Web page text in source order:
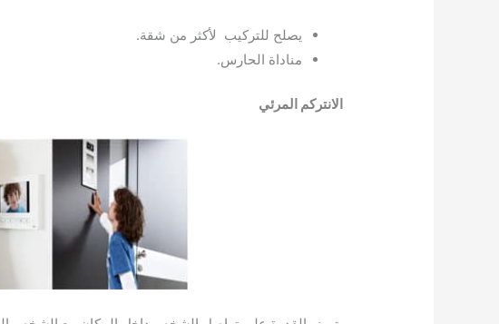
يصلح للتركيب لأكثر من شقة.
مناداة الحارس.
الانتركم المرئي